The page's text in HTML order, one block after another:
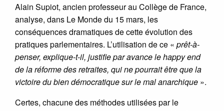
Alain Supiot, ancien professeur au Collège de France,
analyse, dans Le Monde du 15 mars, les
conséquences dramatiques de cette évolution des
pratiques parlementaires. L’utilisation de ce « prêt-à-
penser, explique-t-il, justifie par avance le happy end
de la réforme des retraites, qui ne pourrait être que la
victoire du bien démocratique sur le mal anarchique ».
Certes, chacune des méthodes utilisées par le